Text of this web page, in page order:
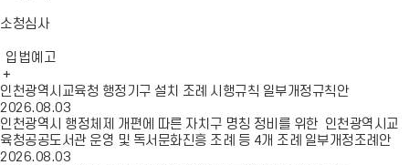
소청심사
입법예고
인천광역시교육청 행정기구 설치 조례 시행규칙 일부개정규칙안
2026.08.03
인천광역시 행정체제 개편에 따른 자치구 명칭 정비를 위한 인천광역시교
육청공공도서관 운영 및 독서문화진흥 조례 등 4개 조례 일부개정조례안
2026.08.03